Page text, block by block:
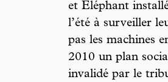
et Éléphant
l’été à surveiller
pas les machines
2010 un plan
invalidé par le